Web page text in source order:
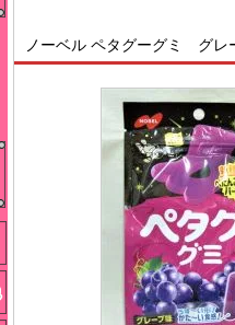
ノーベル ペタグーグミ グレ